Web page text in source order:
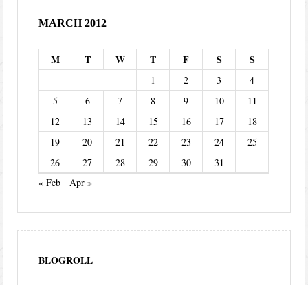
MARCH 2012
M T W T F S S
1 2 3
4
5
6 7 8 9 10
11
12
13 14 15 16 17
18
19
20 21 22 23 24
25
26
27 28 29 30
31
« Feb
Apr »
BLOGROLL